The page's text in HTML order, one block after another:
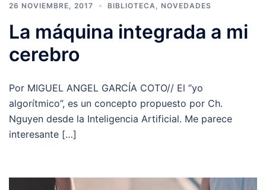
26 NOVIEMBRE, 2017 BIBLIOTECA NOVEDADES
La máquina integrada a mi
cerebro
Por MIGUEL ANGEL GARCÍA COTO// El “yo
algorítmico”, es un concepto propuesto por Ch.
Nguyen desde la Inteligencia Artificial. Me parece
interesante […]